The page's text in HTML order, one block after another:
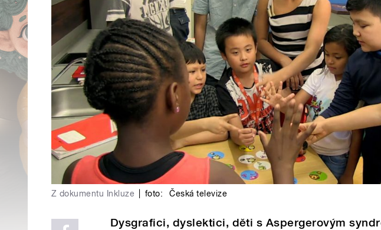
Z dokumentu Inkluze foto: Česká televize
Dysgrafici, dyslektici, děti s Aspergerovým